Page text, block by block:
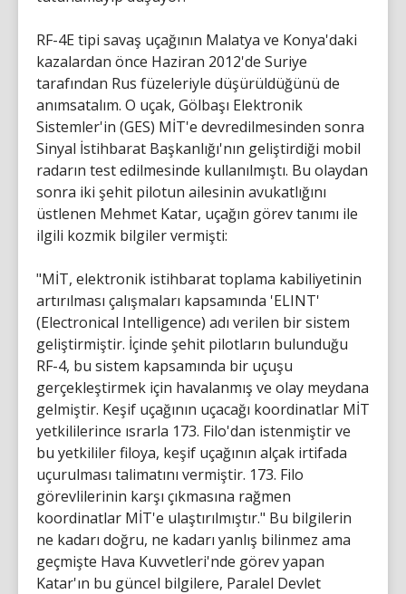
RF-4E tipi savaş uçağının Malatya ve Konya'daki
kazalardan önce Haziran 2012'de Suriye
tarafından Rus füzeleriyle düşürüldüğünü de
anımsatalım. O uçak, Gölbaşı Elektronik
Sistemler'in (GES) MİT'e devredilmesinden sonra
Sinyal İstihbarat Başkanlığı'nın geliştirdiği mobil
radarın test edilmesinde kullanılmıştı. Bu olaydan
sonra iki şehit pilotun ailesinin avukatlığını
üstlenen Mehmet Katar, uçağın görev tanımı ile
ilgili kozmik bilgiler vermişti:
"MİT, elektronik istihbarat toplama kabiliyetinin
artırılması çalışmaları kapsamında 'ELINT'
(Electronical Intelligence) adı verilen bir sistem
geliştirmiştir. İçinde şehit pilotların bulunduğu
RF-4, bu sistem kapsamında bir uçuşu
gerçekleştirmek için havalanmış ve olay meydana
gelmiştir. Keşif uçağının uçacağı koordinatlar MİT
yetkililerince ısrarla 173. Filo'dan istenmiştir ve
bu yetkililer filoya, keşif uçağının alçak irtifada
uçurulması talimatını vermiştir. 173. Filo
görevlilerinin karşı çıkmasına rağmen
koordinatlar MİT'e ulaştırılmıştır." Bu bilgilerin
ne kadarı doğru, ne kadarı yanlış bilinmez ama
geçmişte Hava Kuvvetleri'nde görev yapan
Katar'ın bu güncel bilgilere, Paralel Devlet